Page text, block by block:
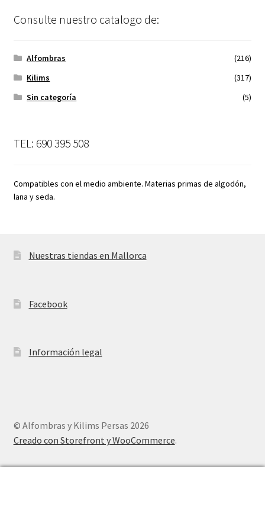
Consulte nuestro catalogo de:
Alfombras
(216)
Kilims
(317)
Sin categoría
(5)
TEL: 690 395 508
Compatibles con el medio ambiente. Materias primas de algodón,
lana y seda.
Nuestras tiendas en Mallorca
Facebook
Información legal
© Alfombras y Kilims Persas 2026
Creado con Storefront y WooCommerce.